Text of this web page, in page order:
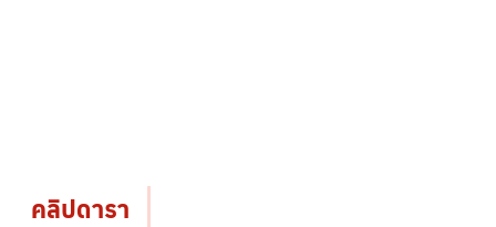
คลิปดารา